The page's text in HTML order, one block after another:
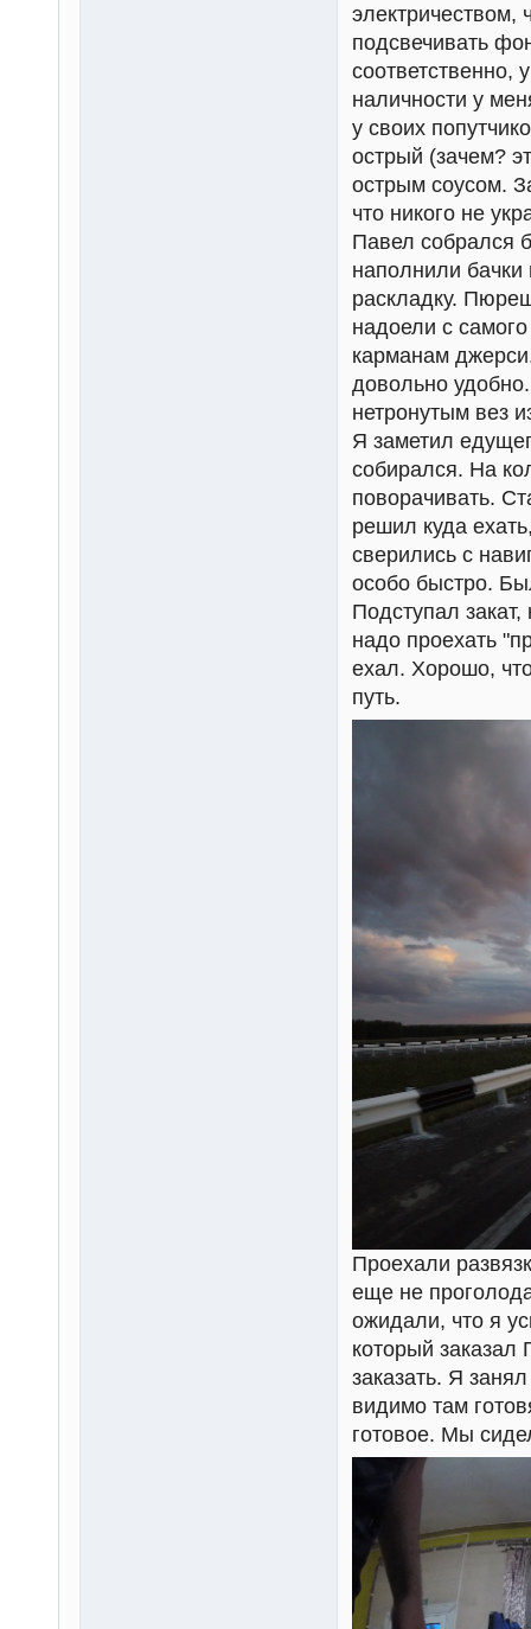
электричеством,
подсвечивать
соответственно,
наличности у
у своих
острый (зачем?
острым соусом.
что никого не
Павел собрался
наполнили
раскладку.
надоели с
карманам
довольно
нетронутым вез
Я заметил
собирался. На
поворачивать.
решил куда
сверились с
особо быстро.
Подступал
надо проехать
ехал. Хорошо,
путь.
Проехали
еще не
ожидали, что я
который
заказать. Я
видимо там
готовое. Мы